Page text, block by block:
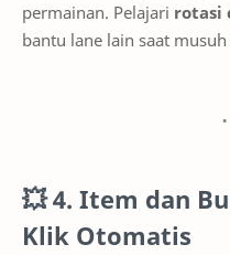
permainan. Pelajari rotasi
bantu lane lain saat
💥4. Item dan
Klik Otomatis